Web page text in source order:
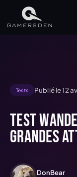
Tests Publié le12
Test
grandes
DonBear